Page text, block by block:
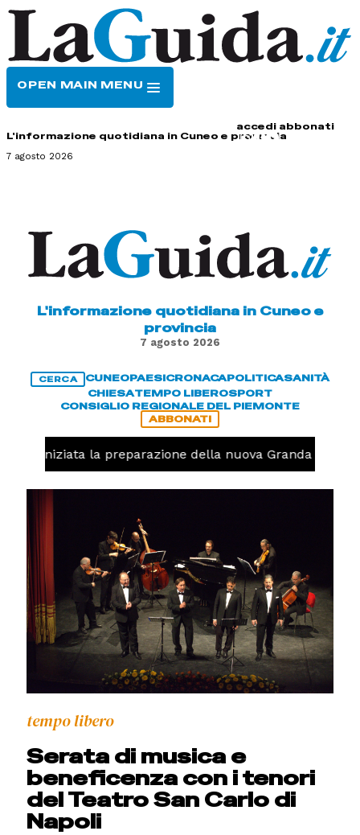
OPEN MAIN MENU
accedi abbonati
L'informazione quotidiana in Cuneo e provincia
7 agosto 2026
L'informazione quotidiana in Cuneo e
provincia
7 agosto 2026
CERCA CUNEOPAESICRONACAPOLITICASANITÀ
CHIESATEMPO LIBEROSPORT
CONSIGLIO REGIONALE DEL PIEMONTE
ABBONATI
iniziata la preparazione della nuova Granda Volley
tempo libero
Serata di musica e
beneficenza con i tenori
del Teatro San Carlo di
Napoli